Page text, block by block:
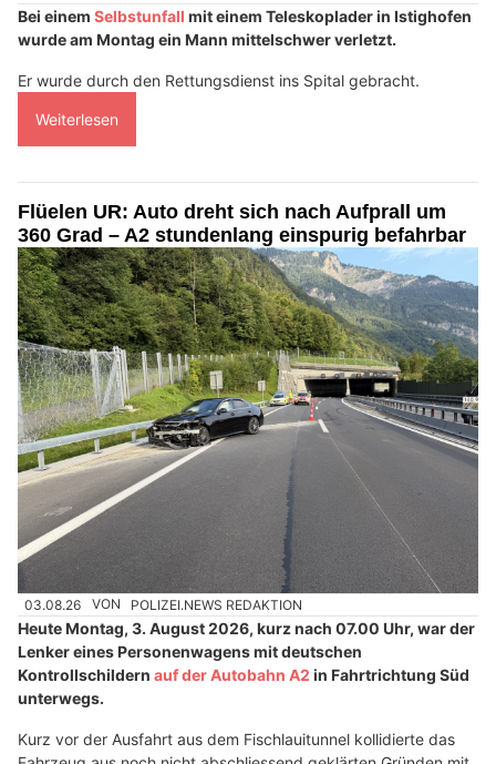
Bei einem Selbstunfall mit einem Teleskoplader in Istighofen
wurde am Montag ein Mann mittelschwer verletzt.
Er wurde durch den Rettungsdienst ins Spital gebracht.
Weiterlesen
Flüelen UR: Auto dreht sich nach Aufprall um
360 Grad – A2 stundenlang einspurig befahrbar
03.08.26 VON POLIZEI.NEWS REDAKTION
Heute Montag, 3. August 2026, kurz nach 07.00 Uhr, war der
Lenker eines Personenwagens mit deutschen
Kontrollschildern auf der Autobahn A2 in Fahrtrichtung Süd
unterwegs.
Kurz vor der Ausfahrt aus dem Fischlauitunnel kollidierte das